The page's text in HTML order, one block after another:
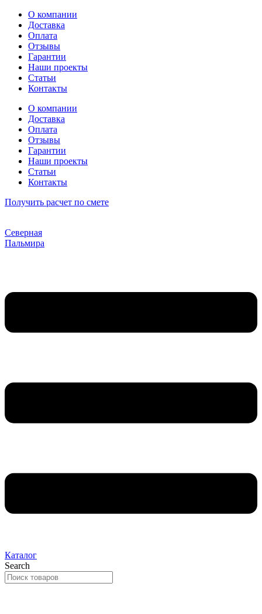
Перейти
содержимому
О компании
Доставка
Оплата
Отзывы
Гарантии
Наши проекты
Статьи
Контакты
О компании
Доставка
Оплата
Отзывы
Гарантии
Наши проекты
Статьи
Контакты
Получить расчет по смете
Северная
Пальмира
Каталог
Search